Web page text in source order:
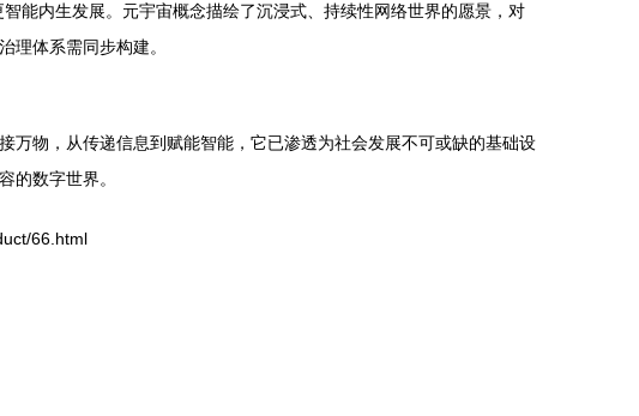
能内生发展。元宇宙概念描绘了沉浸式、持续性网络世界的愿景，对
理体系需同步构建。
物，从传递信息到赋能智能，它已渗透为社会发展不可或缺的基础设
的数字世界。
66.html